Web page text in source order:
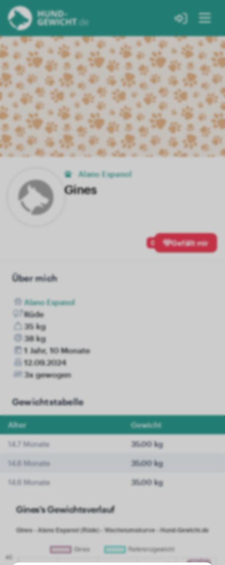
Alano Espanol
Gines
0 Gefällt mir
Über mich
Alano Espanol
Rüde
35 kg
38 kg
1 Jahr, 10 Monate
12.09.2024
3x gewogen
Gewichtstabelle
Alter Gewicht
14.7 Monate 35.00 kg
14.6 Monate 35.00 kg
14.6 Monate 35.00 kg
Gines's Gewichtsverlauf